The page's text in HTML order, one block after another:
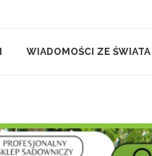
WIADOMOŚCI ZE ŚWIATA